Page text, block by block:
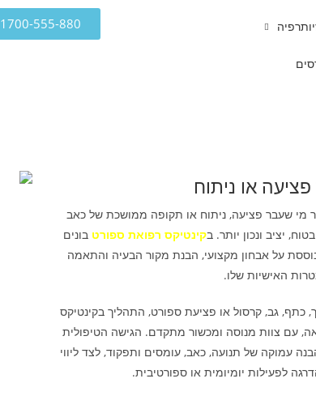
1700-555-880
או ניתוח
מי שעבר פציעה, ניתוח או תקופה ממושכת של כאב
יציב ונכון יותר. בקינטיקס רפואת ספורט בונים
על אבחון מקצועי, הבנת מקור הבעיה והתאמה
האישיות שלו.
כתף, גב, קרסול או פציעת ספורט, התהליך בקינטיקס
צוות מנוסה ומכשור מתקדם. הגישה הטיפולית
של למעלה מ 20 שנה, הבנה עמוקה של תנועה, כאב, עומסים ותפקוד, לצד ליווי
לפעילות יומיומית או ספורטיבית.